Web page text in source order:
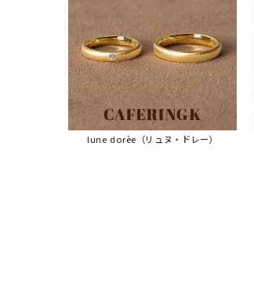
lune dorèe（リュヌ・ドレー）